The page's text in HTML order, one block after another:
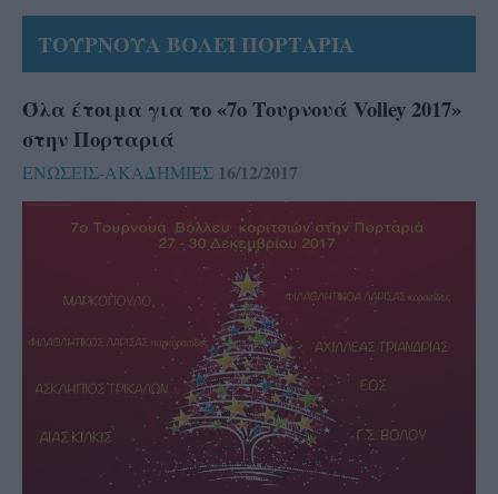
ΤΟΥΡΝΟΥΑ ΒΟΛΕΪ ΠΟΡΤΑΡΙΑ
Όλα έτοιμα για το «7ο Τουρνουά Volley 2017»
στην Πορταριά
ΕΝΩΣΕΙΣ-ΑΚΑΔΗΜΙΕΣ 16/12/2017